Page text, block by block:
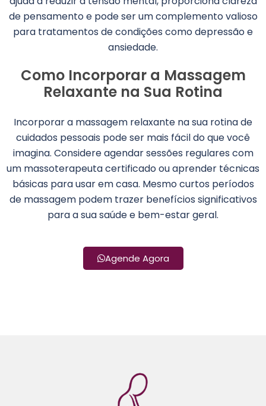
de pensamento e pode ser um complemento valioso
para tratamentos de condições como depressão e
ansiedade.
Como Incorporar a Massagem
Relaxante na Sua Rotina
Incorporar a massagem relaxante na sua rotina de
cuidados pessoais pode ser mais fácil do que você
imagina. Considere agendar sessões regulares com
um massoterapeuta certificado ou aprender técnicas
básicas para usar em casa. Mesmo curtos períodos
de massagem podem trazer benefícios significativos
para a sua saúde e bem-estar geral.
Agende Agora